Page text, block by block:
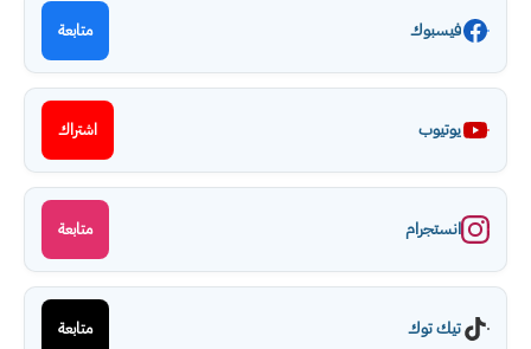
فيسبوك متابعة
يوتيوب اشتراك
انستجرام متابعة
تيك توك متابعة